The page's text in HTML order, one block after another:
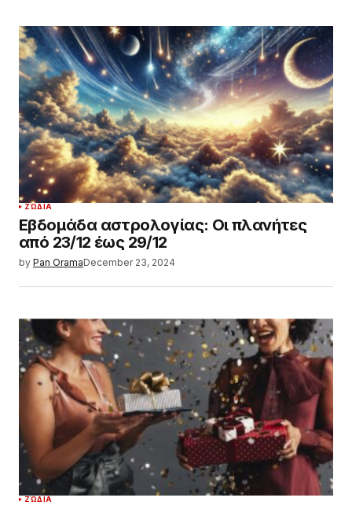
ΖΏΔΙΑ
Εβδομάδα αστρολογίας: Οι πλανήτες
από 23/12 έως 29/12
by Pan OramaDecember 23, 2024
ΖΏΔΙΑ